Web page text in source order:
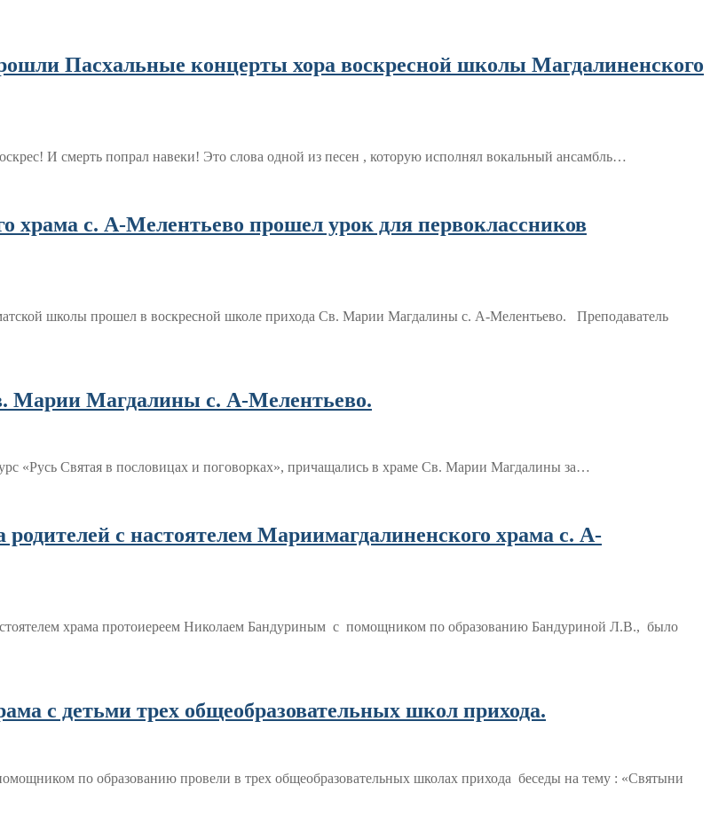
Пасхальные концерты хора воскресной школы Магдалиненского
И смерть попрал навеки! Это слова одной из песен , которую исполнял вокальный ансамбль…
храма с. А-Мелентьево прошел урок для первоклассников
школы прошел в воскресной школе прихода Св. Марии Магдалины с. А-Мелентьево. Преподаватель
Марии Магдалины с. А-Мелентьево.
«Русь Святая в пословицах и поговорках», причащались в храме Св. Марии Магдалины за…
родителей с настоятелем Мариимагдалиненского храма с. А-
храма протоиереем Николаем Бандуриным с помощником по образованию Бандуриной Л.В., было
с детьми трех общеобразовательных школ прихода.
по образованию провели в трех общеобразовательных школах прихода беседы на тему : «Святыни